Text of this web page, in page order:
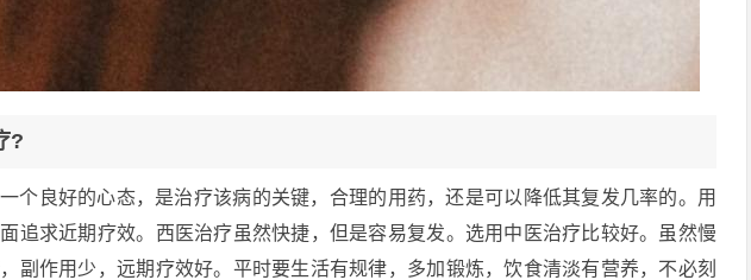
?
个良好的心态，是治疗该病的关键，合理的用药，还是可以降低其复发几率的。用
追求近期疗效。西医治疗虽然快捷，但是容易复发。选用中医治疗比较好。虽然慢
副作用少，远期疗效好。平时要生活有规律，多加锻炼，饮食清淡有营养，不必刻